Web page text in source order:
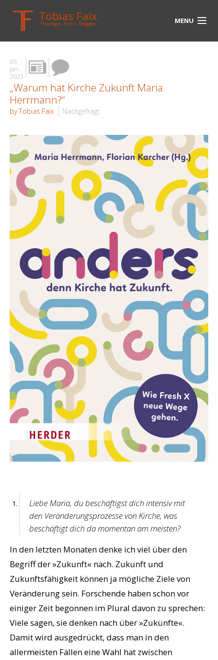
Tobias Faix
Theologe, Autor, Blogger MENU
HOME
BLOG
BIOGRAPHIE
BÜCHER
MEDIEN
KONTAKT
LINKS
05
Jan.
2023
„Warum hat Kirche Zukunft Maria
Herrmann?“
by Tobias Faix Nachgefragt
Liebe Maria, du beschäftigst dich intensiv mit
den Veränderungsprozesse von Kirche, was
beschäftigt dich da momentan am meisten?
In den letzten Monaten denke ich viel über den
Begriff der »Zukunft« nach. Zukunft und
Zukunftsfähigkeit können ja mögliche Ziele von
Veränderung sein. Forschende haben schon vor
einiger Zeit begonnen im Plural davon zu sprechen:
Viele sagen, sie denken nach über »Zukünfte«.
Damit wird ausgedrückt, dass man in den
allermeisten Fällen eine Wahl hat zwischen